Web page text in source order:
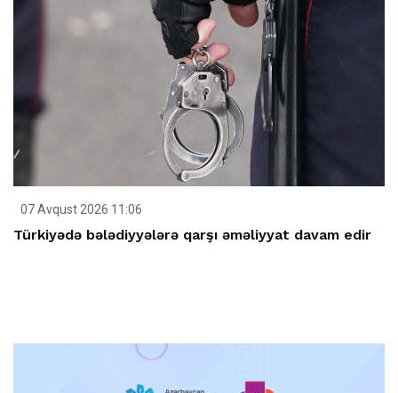
07 Avqust 2026 11:06
Türkiyədə bələdiyyələrə qarşı əməliyyat davam edir